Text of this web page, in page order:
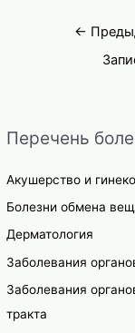
Перечень
Акушерство и
Болезни обмена
Дерматология
Заболевания
Заболевания
тракта
Навигация
←